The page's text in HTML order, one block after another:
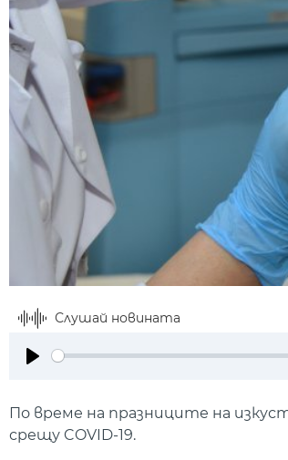
Слушай новината
По време на празниците на
срещу COVID-19.